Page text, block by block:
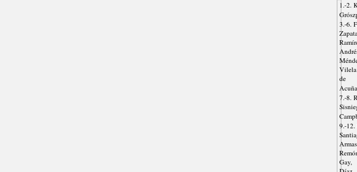
1.-2.
3.-6.
Vilela
de
Acuña
7.-8.
9.-12.
Gay,